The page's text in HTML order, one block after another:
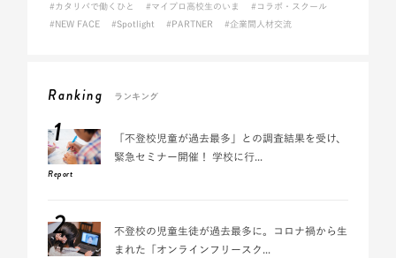
#カタリバで働くひと
#マイプロ高校生のいま
#コラボ・スクール
#NEW FACE
#Spotlight #PARTNER #企業間人材交流
Ranking ランキング
1
Report
「不登校児童が過去最多」との調査結果を受け、
緊急セミナー開催！ 学校に行...
2
不登校の児童生徒が過去最多に。コロナ禍から生
まれた「オンラインフリースク...